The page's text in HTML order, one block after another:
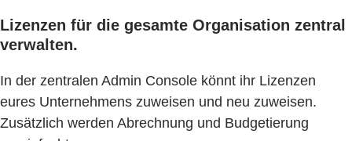
Lizenzen für die gesamte Organisation zentral
verwalten.
In der zentralen Admin Console könnt ihr Lizenzen
eures Unternehmens zuweisen und neu zuweisen.
Zusätzlich werden Abrechnung und Budgetierung